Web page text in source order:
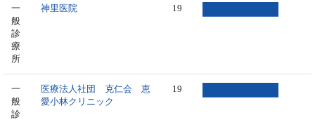
一
般
診
療
所
神里医院 19
一
般
診
医療法人社団 克仁会 恵
愛小林クリニック
19